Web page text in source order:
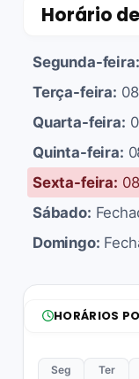
Horário
Segunda-feira:
Terça-feira:
Quarta-feira:
Quinta-feira:
Sexta-feira:
Sábado:
Domingo:
HORÁRIOS
Seg Ter